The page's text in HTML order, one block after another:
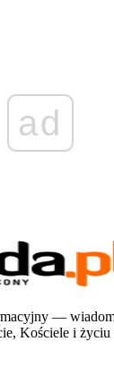
ad
—
Kościele i